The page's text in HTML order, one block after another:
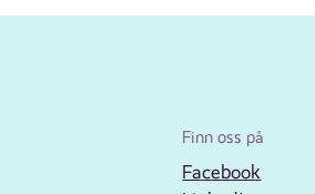
Finn oss på
Facebook